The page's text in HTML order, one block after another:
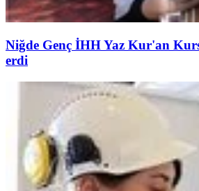
Niğde Genç İHH Yaz Kur'an
erdi